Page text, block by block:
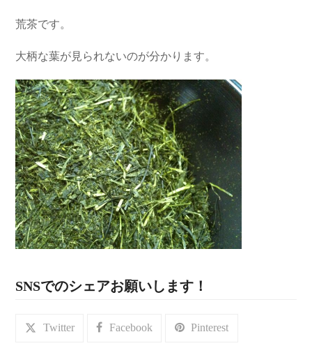
荒茶です。
大柄な葉が見られないのが分かります。
SNSでのシェアお願いします！
Twitter Facebook Pinterest